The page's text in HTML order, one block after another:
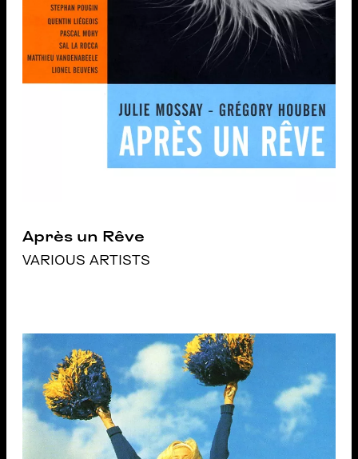
Après un Rêve
VARIOUS ARTISTS